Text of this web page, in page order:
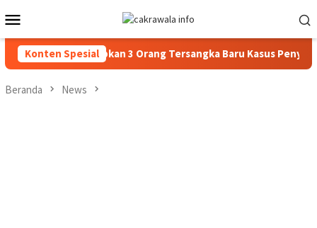
ke
kontenMobile
Konten Spesial
Polisi Tetapkan 3 Orang Tersangka Baru Kasus
Beranda News